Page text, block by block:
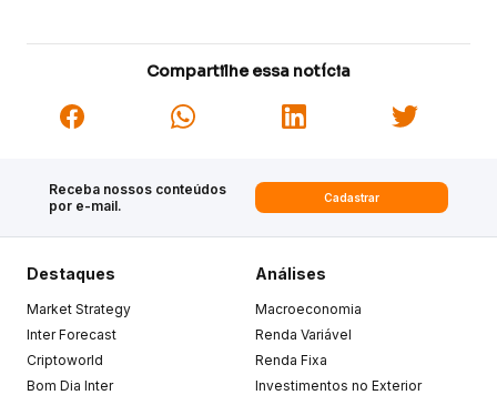
Compartilhe essa notícia
Receba nossos conteúdos
por e-mail.
Cadastrar
Destaques
Market Strategy
Inter Forecast
Criptoworld
Bom Dia Inter
Análises
Macroeconomia
Renda Variável
Renda Fixa
Investimentos no Exterior